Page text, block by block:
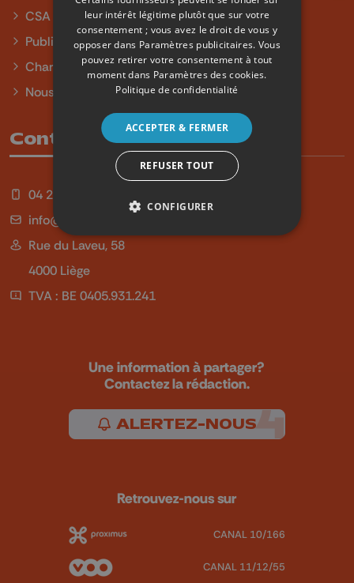
CSA
Publicité
Charte sur l'égalité et la diversité
Nous contacter
Contact
04 254 99 99
info@qu4tre.be
Rue du Laveu, 58
4000 Liège
TVA : BE 0405.931.241
Une information à partager?
Contactez la rédaction.
ALERTEZ-NOUS
Retrouvez-nous sur
CANAL 10/166
CANAL 11/12/55
leur intérêt légitime plutôt que sur votre
consentement ; vous avez le droit de vous y
opposer dans Paramètres publicitaires. Vous
pouvez retirer votre consentement à tout
moment dans Paramètres des cookies.
Politique de confidentialité
ACCEPTER & FERMER
REFUSER TOUT
CONFIGURER